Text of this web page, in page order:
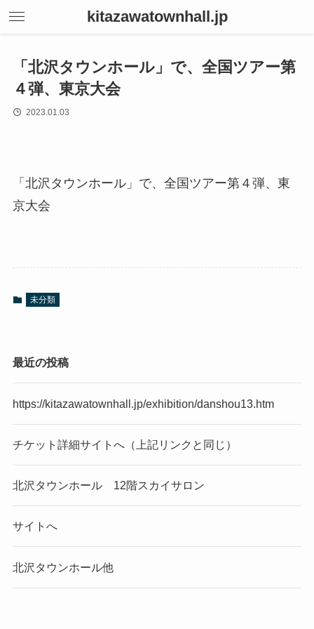
kitazawatownhall.jp
「北沢タウンホール」で、全国ツアー第
４弾、東京大会
2023.01.03
「北沢タウンホール」で、全国ツアー第４弾、東
京大会
未分類
最近の投稿
https://kitazawatownhall.jp/exhibition/danshou13.htm
チケット詳細サイトへ（上記リンクと同じ）
北沢タウンホール 12階スカイサロン
サイトへ
北沢タウンホール他